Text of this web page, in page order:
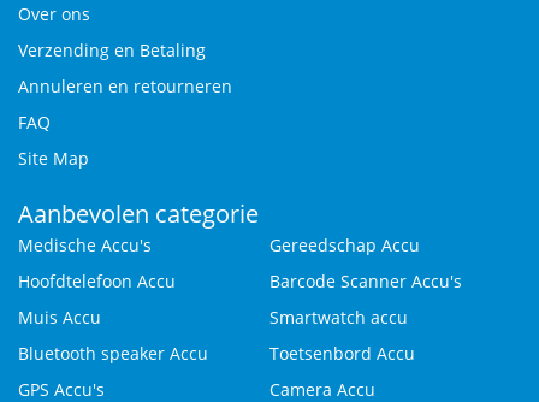
Over ons
Verzending en Betaling
Annuleren en retourneren
FAQ
Site Map
Aanbevolen categorie
Medische Accu's
Gereedschap Accu
Hoofdtelefoon Accu
Barcode Scanner Accu's
Muis Accu
Smartwatch accu
Bluetooth speaker Accu
Toetsenbord Accu
GPS Accu's
Camera Accu